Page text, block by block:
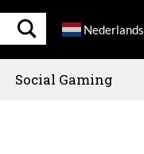
Nederlands
Social Gaming